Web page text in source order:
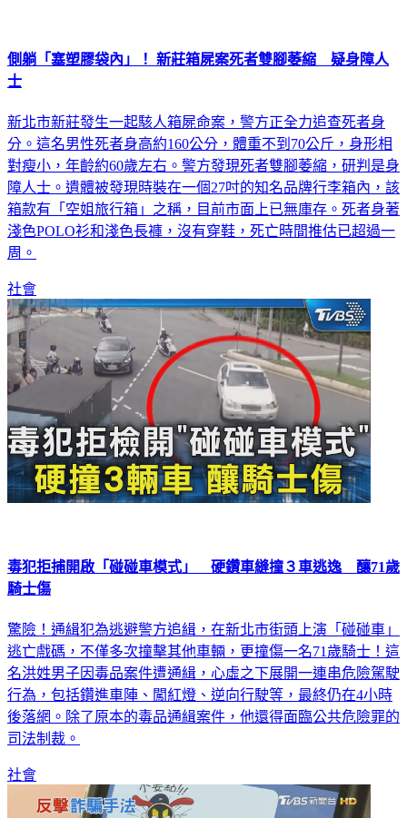
側躺「塞塑膠袋內」！ 新莊箱屍案死者雙腳萎縮 疑身障人
新北市新莊發生一起駭人箱屍命案，警方正全力追查死者身
分。這名男性死者身高約160公分，體重不到70公斤，身形相
對瘦小，年齡約60歲左右。警方發現死者雙腳萎縮，研判是身
障人士。遺體被發現時裝在一個27吋的知名品牌行李箱內，該
箱款有「空姐旅行箱」之稱，目前市面上已無庫存。死者身著
淺色POLO衫和淺色長褲，沒有穿鞋，死亡時間推估已超過一
社會
毒犯拒捕開啟「碰碰車模式」 硬鑽車縫撞３車逃逸 釀71歲
驚險！通緝犯為逃避警方追緝，在新北市街頭上演「碰碰車」
逃亡戲碼，不僅多次撞擊其他車輛，更撞傷一名71歲騎士！這
名洪姓男子因毒品案件遭通緝，心虛之下展開一連串危險駕駛
行為，包括鑽進車陣、闖紅燈、逆向行駛等，最終仍在4小時
後落網。除了原本的毒品通緝案件，他還得面臨公共危險罪的